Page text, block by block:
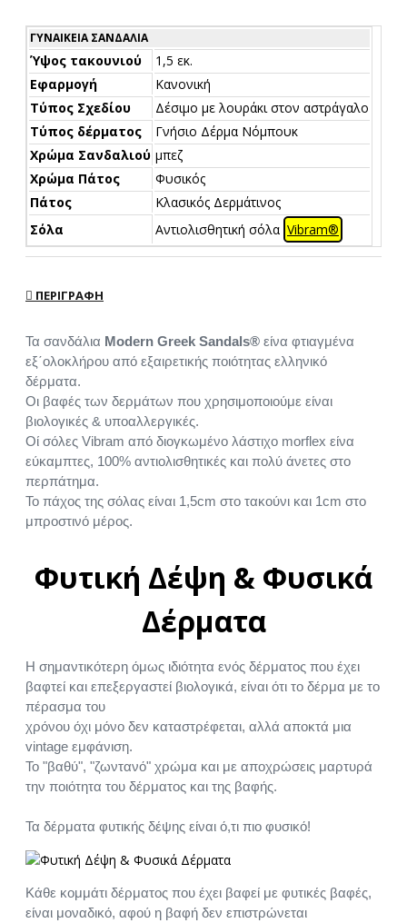
ΓΥΝΑΙΚΕΊΑ ΣΑΝΔΆΛΙΑ
Ύψος τακουνιού
1,5 εκ.
Εφαρμογή
Κανονική
Τύπος Σχεδίου
Δέσιμο με λουράκι στον αστράγαλο
Τύπος δέρματος
Γνήσιο Δέρμα Νόμπουκ
Χρώμα Σανδαλιού μπεζ
Χρώμα Πάτος
Φυσικός
Πάτος
Κλασικός Δερμάτινος
Σόλα
Αντιολισθητική σόλα Vibram®
ΠΕΡΙΓΡΑΦΉ
Τα σανδάλια Modern Greek Sandals® είνα φτιαγμένα
εξ΄ολοκλήρου από εξαιρετικής ποιότητας ελληνικό
δέρματα.
Οι βαφές των δερμάτων που χρησιμοποιούμε είναι
βιολογικές & υποαλλεργικές.
Οί σόλες Vibram από διογκωμένο λάστιχο morflex είνα
εύκαμπτες, 100% αντιολισθητικές και πολύ άνετες στο
περπάτημα.
Το πάχος της σόλας είναι 1,5cm στο τακούνι και 1cm στο
μπροστινό μέρος.
Φυτική Δέψη & Φυσικά
Δέρματα
Η σημαντικότερη όμως ιδιότητα ενός δέρματος που έχει
βαφτεί και επεξεργαστεί βιολογικά, είναι ότι το δέρμα με το
πέρασμα του
χρόνου όχι μόνο δεν καταστρέφεται, αλλά αποκτά μια
vintage εμφάνιση.
Το "βαθύ", "ζωντανό" χρώμα και με αποχρώσεις μαρτυρά
την ποιότητα του δέρματος και της βαφής.
Τα δέρματα φυτικής δέψης είναι ό,τι πιο φυσικό!
Κάθε κομμάτι δέρματος που έχει βαφεί με φυτικές βαφές,
είναι μοναδικό, αφού η βαφή δεν επιστρώνεται